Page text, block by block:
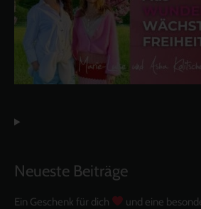
Neueste Beiträge
Ein Geschenk für dich
und eine